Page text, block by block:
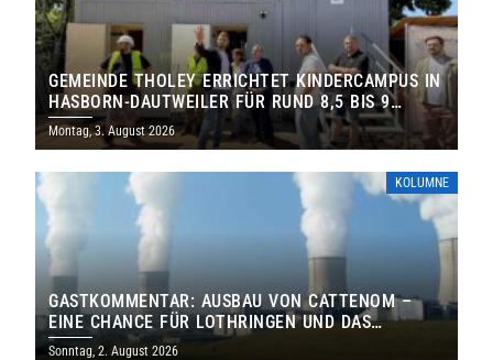
GEMEINDE THOLEY ERRICHTET KINDERCAMPUS IN
HASBORN-DAUTWEILER FÜR RUND 8,5 BIS 9
MILLIONEN EURO
Montag, 3. August 2026
KOLUMNE
GASTKOMMENTAR: AUSBAU VON CATTENOM –
EINE CHANCE FÜR LOTHRINGEN UND DAS
SAARLAND
Sonntag, 2. August 2026